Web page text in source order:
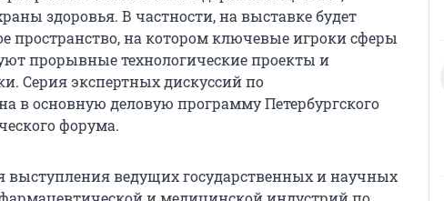
здоровья. В частности, на выставке будет
пространство, на котором ключевые игроки сферы
прорывные технологические проекты и
Серия экспертных дискуссий по
в основную деловую программу Петербургского
форума.
выступления ведущих государственных и научных